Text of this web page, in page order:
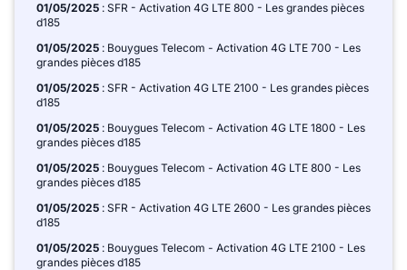
01/05/2025 : SFR - Activation 4G LTE 800 - Les grandes pièces
d185
01/05/2025 : Bouygues Telecom - Activation 4G LTE 700 - Les
grandes pièces d185
01/05/2025 : SFR - Activation 4G LTE 2100 - Les grandes pièces
d185
01/05/2025 : Bouygues Telecom - Activation 4G LTE 1800 - Les
grandes pièces d185
01/05/2025 : Bouygues Telecom - Activation 4G LTE 800 - Les
grandes pièces d185
01/05/2025 : SFR - Activation 4G LTE 2600 - Les grandes pièces
d185
01/05/2025 : Bouygues Telecom - Activation 4G LTE 2100 - Les
grandes pièces d185